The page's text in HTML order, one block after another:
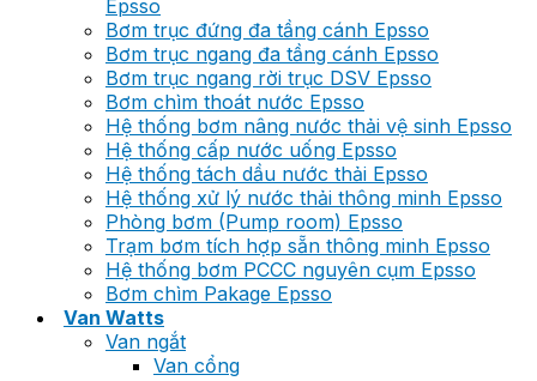
Epsso
Bơm trục đứng đa tầng cánh Epsso
Bơm trục ngang đa tầng cánh Epsso
Bơm trục ngang rời trục DSV Epsso
Bơm chìm thoát nước Epsso
Hệ thống bơm nâng nước thải vệ sinh Epsso
Hệ thống cấp nước uống Epsso
Hệ thống tách dầu nước thải Epsso
Hệ thống xử lý nước thải thông minh Epsso
Phòng bơm (Pump room) Epsso
Trạm bơm tích hợp sẵn thông minh Epsso
Hệ thống bơm PCCC nguyên cụm Epsso
Bơm chìm Pakage Epsso
Van Watts
Van ngắt
Van cổng